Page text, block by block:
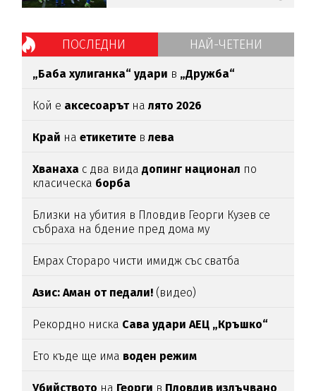
ПОСЛЕДНИ НАЙ-ЧЕТЕНИ
„Баба хулиганка“ удари в „Дружба“
Кой е аксесоарътналято 2026
Край наетикетите влева
Хванаха с два видадопинг национал по
класическа борба
Близки на убития в Пловдив Георги Кузев се
събраха на бдение пред дома му
Емрах Стораро чисти имидж със сватба
Азис: Аман от педали! (видео)
Рекордно ниска Сава удари АЕЦ „Кръшко“
Ето къде ще има воден режим
Убийството на Георги в Пловдив излъчвано